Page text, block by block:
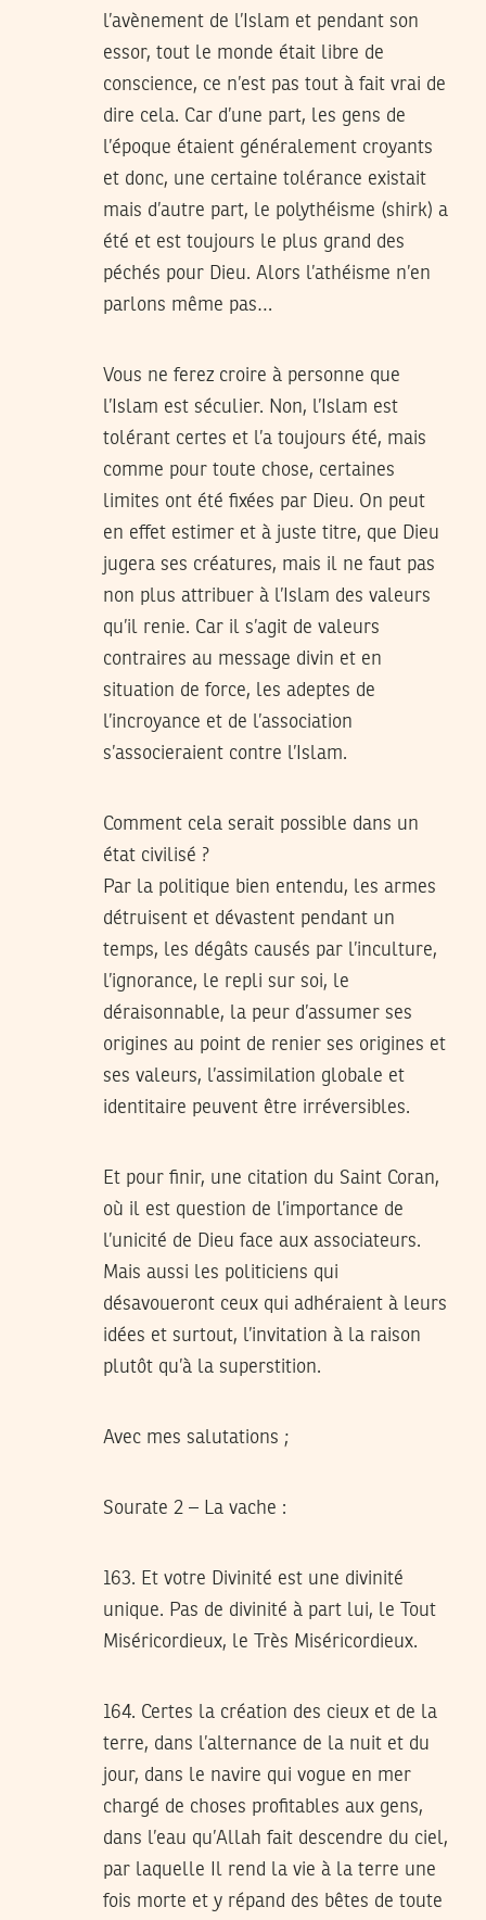
l’avènement de l’Islam et pendant son
essor, tout le monde était libre de
conscience, ce n’est pas tout à fait vrai de
dire cela. Car d’une part, les gens de
l’époque étaient généralement croyants
et donc, une certaine tolérance existait
mais d’autre part, le polythéisme (shirk) a
été et est toujours le plus grand des
péchés pour Dieu. Alors l’athéisme n’en
parlons même pas…
Vous ne ferez croire à personne que
l’Islam est séculier. Non, l’Islam est
tolérant certes et l’a toujours été, mais
comme pour toute chose, certaines
limites ont été fixées par Dieu. On peut
en effet estimer et à juste titre, que Dieu
jugera ses créatures, mais il ne faut pas
non plus attribuer à l’Islam des valeurs
qu’il renie. Car il s’agit de valeurs
contraires au message divin et en
situation de force, les adeptes de
l’incroyance et de l’association
s’associeraient contre l’Islam.
Comment cela serait possible dans un
état civilisé ?
Par la politique bien entendu, les armes
détruisent et dévastent pendant un
temps, les dégâts causés par l’inculture,
l’ignorance, le repli sur soi, le
déraisonnable, la peur d’assumer ses
origines au point de renier ses origines et
ses valeurs, l’assimilation globale et
identitaire peuvent être irréversibles.
Et pour finir, une citation du Saint Coran,
où il est question de l’importance de
l’unicité de Dieu face aux associateurs.
Mais aussi les politiciens qui
désavoueront ceux qui adhéraient à leurs
idées et surtout, l’invitation à la raison
plutôt qu’à la superstition.
Avec mes salutations ;
Sourate 2 – La vache :
163. Et votre Divinité est une divinité
unique. Pas de divinité à part lui, le Tout
Miséricordieux, le Très Miséricordieux.
164. Certes la création des cieux et de la
terre, dans l’alternance de la nuit et du
jour, dans le navire qui vogue en mer
chargé de choses profitables aux gens,
dans l’eau qu’Allah fait descendre du ciel,
par laquelle Il rend la vie à la terre une
fois morte et y répand des bêtes de toute